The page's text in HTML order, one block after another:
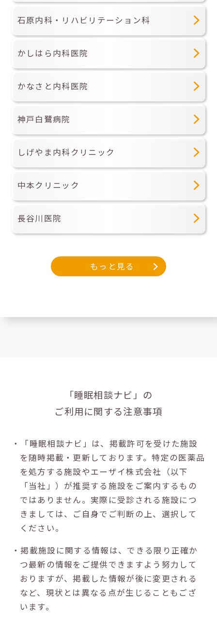
石原内科・リハビリテーション科
かしはら内科医院
かなさと内科医院
神戸白鷺病院
しげやま内科クリニック
中本クリニック
長谷川医院
もっと見る
「睡眠相談ナビ」の
ご利用に関する注意事項
・「睡眠相談ナビ」は、掲載許可を受けた施設
を随時掲載・更新しております。特定の医薬品
を処方する施設やエーザイ株式会社（以下
「当社」）が推奨する施設をご案内するもの
ではありません。実際に受診される施設につ
きましては、ご自身でご判断の上、選択して
ください。
・掲載施設に関する情報は、できる限り正確か
つ最新の情報をご提供できますよう努力して
おりますが、掲載した情報が後に変更される
など、現状とは異なる点が生じることもござ
います。